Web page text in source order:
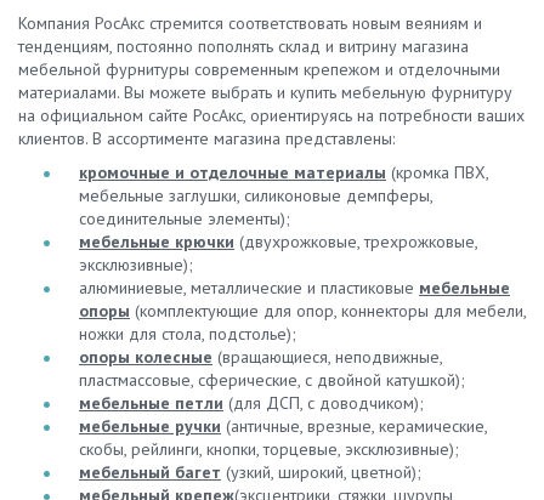
Компания РосАкс стремится соответствовать новым веяниям и
тенденциям, постоянно пополнять склад и витрину магазина
мебельной фурнитуры современным крепежом и отделочными
материалами. Вы можете выбрать и купить мебельную фурнитуру
на официальном сайте РосАкс, ориентируясь на потребности ваших
клиентов. В ассортименте магазина представлены:
кромочные и отделочные материалы (кромка ПВХ,
мебельные заглушки, силиконовые демпферы,
соединительные элементы);
мебельные крючки (двухрожковые, трехрожковые,
эксклюзивные);
алюминиевые, металлические и пластиковые мебельные
опоры (комплектующие для опор, коннекторы для мебели,
ножки для стола, подстолье);
опоры колесные (вращающиеся, неподвижные,
пластмассовые, сферические, с двойной катушкой);
мебельные петли (для ДСП, с доводчиком);
мебельные ручки (античные, врезные, керамические,
скобы, рейлинги, кнопки, торцевые, эксклюзивные);
мебельный багет (узкий, широкий, цветной);
мебельный крепеж(эксцентрики, стяжки, шурупы,